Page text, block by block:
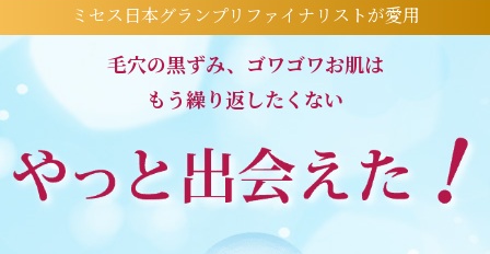
ミセス日本グランプリファイナリストが愛用
毛穴の黒ずみ、ゴワゴワお肌は
もう繰り返したくない